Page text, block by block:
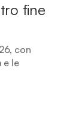
fine
con
e le